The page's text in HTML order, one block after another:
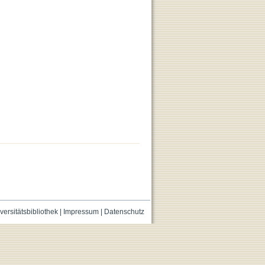
| Impressum| Datenschutz